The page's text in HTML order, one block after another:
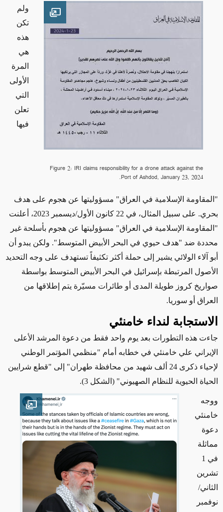
Open image
Figure 2: IRI claims responsibility for a drone attack against the
Port of Ashdod, January 23, 2024.
ولم
تكن
هذه
هي
المرة
الأولى
التي
تعلن
فيها
"المقاومة الإسلامية في العراق" مسؤوليتها عن هجوم على هدف
بحري. على سبيل المثال، في 22 كانون الأول/ديسمبر 2023، أعلنت
"المقاومة الإسلامية في العراق" مسؤوليتها عن هجوم بأسلحة غير
محددة ضد "هدف حيوي في البحر الأبيض المتوسط". ولكن يبدو أن
أبو آلاء الولائي يشير إلى حملة أكثر تكثيفاً تستهدف على وجه التحديد
الأصول المرتبطة بإسرائيل في البحر الأبيض المتوسط ​​بواسطة
صواريخ كروز طويلة المدى أو طائرات مسيّرة يتم إطلاقها من
العراق أو سوريا.
الاستجابة لنداء خامنئي
جاءت هذه التطورات بعد يوم واحد فقط من دعوة المرشد الأعلى
الإيراني علي خامنئي في خطابه أمام "منظمي المؤتمر الوطني
لإحياء ذكرى 24 ألف شهيد من محافظة طهران" إلى "قطع شرايين
الحياة الحيوية للنظام الصهيوني" (الشكل 3) .
image
ووجه
خامنئي
دعوة
مماثلة
في 1
تشرين
الثاني/
نوفمبر